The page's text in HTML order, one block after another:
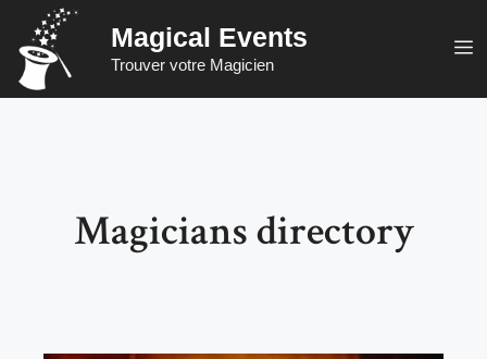
content
Magical Events
Trouver votre Magicien
Magicians directory